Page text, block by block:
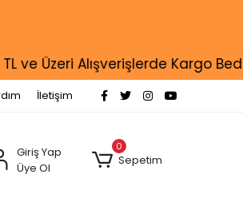
ve Üzeri Alışverişlerde Kargo
İletişim
Giriş Yap
Üye Ol
0
Sepetim